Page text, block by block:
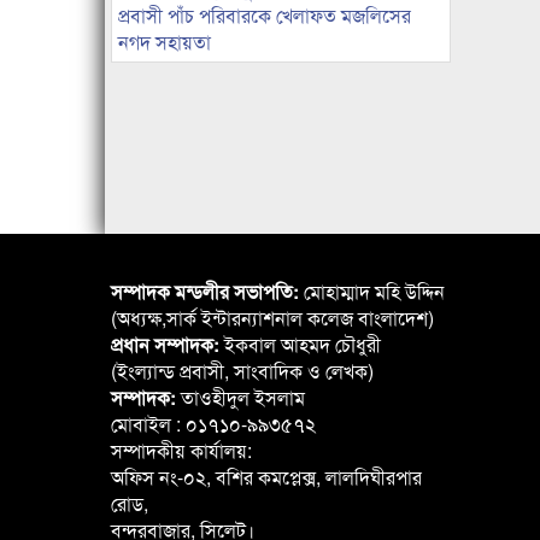
প্রবাসী পাঁচ পরিবারকে খেলাফত মজলিসের
নগদ সহায়তা
সম্পাদক মন্ডলীর সভাপতি: মোহাম্মাদ মহি উদ্দিন
(অধ্যক্ষ,সার্ক ইন্টারন্যাশনাল কলেজ বাংলাদেশ)
প্রধান সম্পাদক:ইকবাল আহমদ চৌধুরী
(ইংল্যান্ড প্রবাসী, সাংবাদিক ও লেখক)
সম্পাদক:তাওহীদুল ইসলাম
মোবাইল : ০১৭১০-৯৯৩৫৭২
সম্পাদকীয় কার্যালয়:
অফিস নং-০২, বশির কমপ্লেক্স, লালদিঘীরপার
রোড,
বন্দরবাজার, সিলেট।